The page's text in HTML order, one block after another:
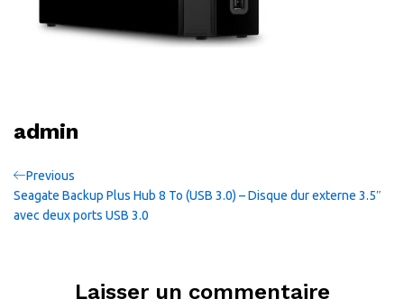
admin
Navigation
de
Previous
Post
Previous
Seagate Backup Plus Hub 8 To (USB 3.0) – Disque dur externe 3.5″
avec deux ports USB 3.0
Laisser un commentaire